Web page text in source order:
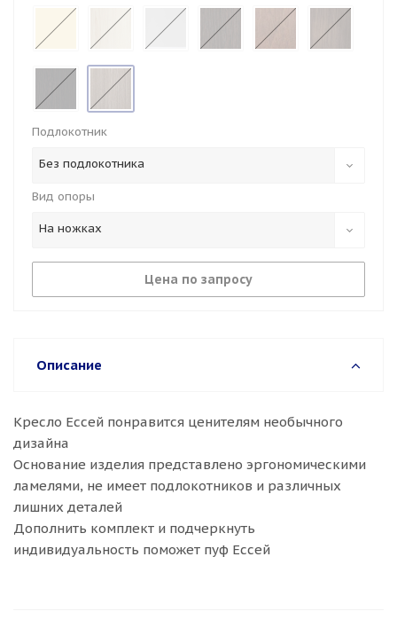
Подлокотник
Без подлокотника
Вид опоры
На ножках
Цена по запросу
Описание
Кресло Ессей понравится ценителям необычного
дизайна
Основание изделия представлено эргономическими
ламелями, не имеет подлокотников и различных
лишних деталей
Дополнить комплект и подчеркнуть
индивидуальность поможет пуф Ессей